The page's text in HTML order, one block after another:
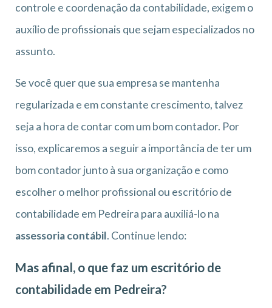
controle e coordenação da contabilidade, exigem o
auxílio de profissionais que sejam especializados no
assunto.
Se você quer que sua empresa se mantenha
regularizada e em constante crescimento, talvez
seja a hora de contar com um bom contador. Por
isso, explicaremos a seguir a importância de ter um
bom contador junto à sua organização e como
escolher o melhor profissional ou escritório de
contabilidade em Pedreira para auxiliá-lo na
assessoria contábil. Continue lendo:
Mas afinal, o que faz um escritório de
contabilidade em Pedreira?